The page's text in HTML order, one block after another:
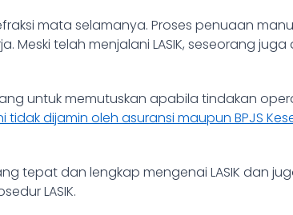
mata selamanya. Proses penuaan
telah menjalani LASIK, seseorang
untuk memutuskan apabila tindakan
dijamin oleh asuransi maupun BPJS
tepat dan lengkap mengenai LASIK dan
LASIK.